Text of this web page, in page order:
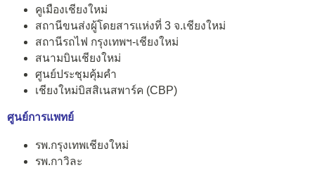
คูเมืองเชียงใหม่
สถานีขนส่งผู้โดยสารแห่งที่ 3 จ.เชียงใหม่
สถานีรถไฟ กรุงเทพฯ-เชียงใหม่
สนามบินเชียงใหม่
ศูนย์ประชุมคุ้มคำ
เชียงใหม่บิสสิเนสพาร์ค (CBP)
ศูนย์การแพทย์
รพ.กรุงเทพเชียงใหม่
รพ.กาวิละ